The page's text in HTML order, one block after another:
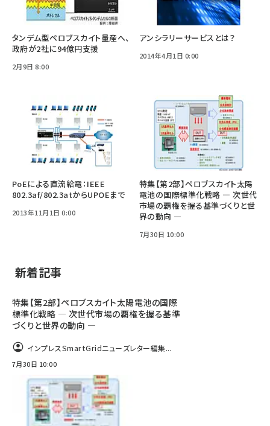
タンデム型ペロブスカイト量産へ、
政府が2社に94億円支援
2月9日 8:00
アンシラリーサービスとは？
2014年4月1日 0:00
PoEによる直流給電：IEEE
802.3af/802.3atからUPOEまで
2013年11月1日 0:00
特集【第2部】ペロブスカイト太陽
電池の国際標準化戦略 ― 次世代
市場の覇権を握る基準づくりと世
界の動向 ―
7月30日 10:00
新着記事
特集【第2部】ペロブスカイト太陽電池の国際
標準化戦略 ― 次世代市場の覇権を握る基準
づくりと世界の動向 ―
インプレスSmartGridニューズレター編集...
7月30日 10:00